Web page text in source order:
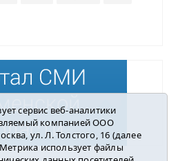
сервис веб-аналитики
компанией ООО
ул. Л. Толстого, 16 (далее
использует файлы